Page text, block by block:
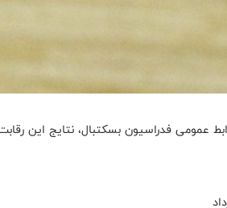
عمومی فدراسیون بسکتبال، نتایج این